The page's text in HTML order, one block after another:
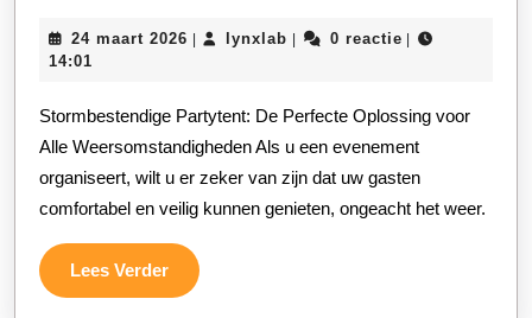
Evenement
een
Robuuste
Stormbestendige
Partytent
24 maart 2026 24
lynxlab lynxlab0 reactie
14:01
Stormbestendige Partytent: De Perfecte Oplossing voor
Alle Weersomstandigheden Als u een evenement
organiseert, wilt u er zeker van zijn dat uw gasten
comfortabel en veilig kunnen genieten, ongeacht het weer.
Lees VerderLees
Verder